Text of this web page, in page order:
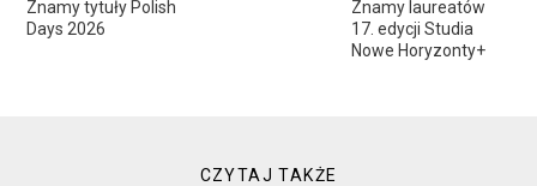
Znamy tytuły Polish
Days 2026
Znamy laureatów
17. edycji Studia
Nowe Horyzonty+
CZYTAJ TAKŻE